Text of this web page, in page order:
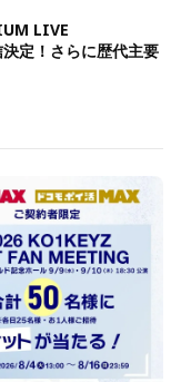
LIVE
定！さらに歴代主要